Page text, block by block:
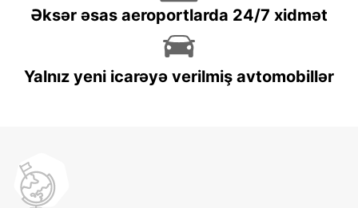
Əksər əsas aeroportlarda 24/7 xidmət
Yalnız yeni icarəyə verilmiş avtomobillər